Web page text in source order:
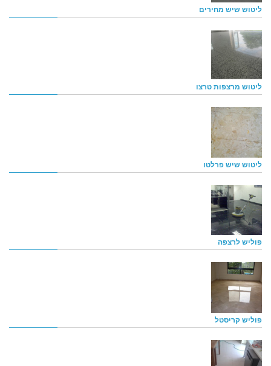
ליטוש שיש מחירים
ליטוש מרצפות טרצו
ליטוש שיש פרלטו
פוליש לרצפה
פוליש קריסטל